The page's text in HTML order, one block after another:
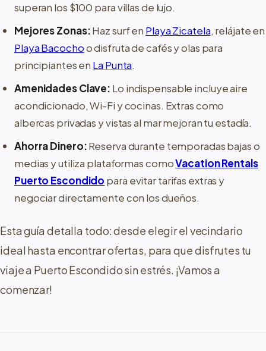
superan los $100 para villas de lujo.
Mejores Zonas:Haz surf en Playa Zicatela, relájate en
Playa Bacochoo disfruta de cafés y olas para
principiantes en La Punta.
Amenidades Clave: Lo indispensable incluye aire
acondicionado, Wi-Fi y cocinas. Extras como
albercas privadas y vistas al mar mejoran tu estadía.
Ahorra Dinero:Reserva durante temporadas bajas o
medias y utiliza plataformas comoVacation Rentals
Puerto Escondido para evitar tarifas extras y
negociar directamente con los dueños.
Esta guía detalla todo: desde elegir el vecindario
ideal hasta encontrar ofertas, para que disfrutes tu
viaje a Puerto Escondido sin estrés. ¡Vamos a
comenzar!